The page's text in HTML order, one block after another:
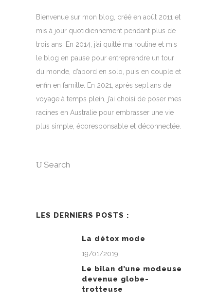
Bienvenue sur mon blog, créé en août 2011 et
mis à jour quotidiennement pendant plus de
trois ans. En 2014, j’ai quitté ma routine et mis
le blog en pause pour entreprendre un tour
du monde, d’abord en solo, puis en couple et
enfin en famille. En 2021, après sept ans de
voyage à temps plein, j’ai choisi de poser mes
racines en Australie pour embrasser une vie
plus simple, écoresponsable et déconnectée.
Search
LES DERNIERS POSTS :
La détox mode
19/01/2019
Le bilan d’une modeuse
devenue globe-
trotteuse